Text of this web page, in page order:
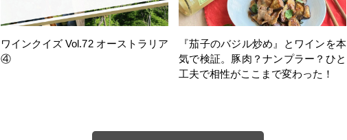
ワインクイズ Vol.72 オーストラリア
④
『茄子のバジル炒め』とワインを本
気で検証。豚肉？ナンプラー？ひと
工夫で相性がここまで変わった！